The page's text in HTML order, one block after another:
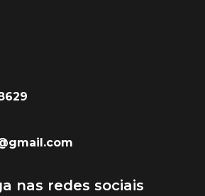
nas redes sociais